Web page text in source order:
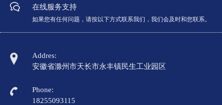
在线服务支持
如果您有任何问题，请按以下方式联系我们，我们会及时和您联系。
Addres:
安徽省滁州市天长市永丰镇民生工业园区
Phone:
18255093115